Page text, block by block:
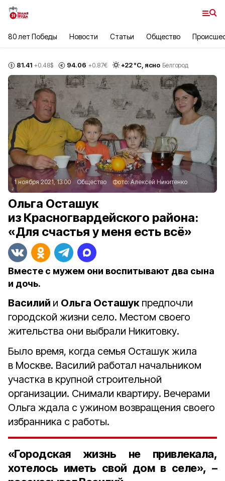
80 лет Победы Новости Статьи Общество
81.41 +0.48$ 94.06 +0.87€ +22°С, ясно Белгород
1 ноября 2021, 13:00 Общество Фото: Алексей Никитенко
Ольга Осташук
из Красногвардейского района:
«Для счастья у меня есть всё»
Вместе с мужем они воспитывают два сына
и дочь.
Василий и Ольга Осташукпредпочли
городской жизни село. Местом своего
жительства они выбрали Никитовку.
Было время, когда семья Осташук жила
в Москве. Василий работал начальником
участка в крупной строительной
организации. Снимали квартиру. Вечерами
Ольга ждала с ужином возвращения своего
избранника с работы.
«Городская жизнь не привлекала,
хотелось иметь свой дом в селе», –